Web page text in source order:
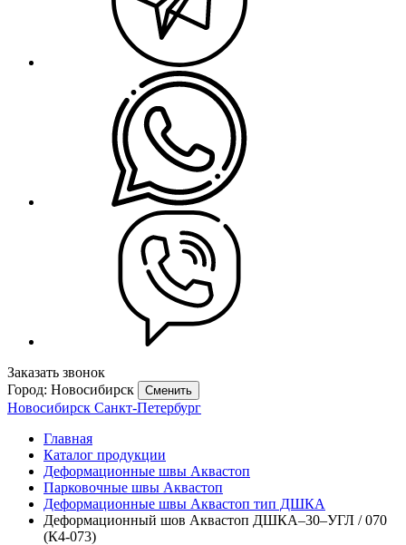
Заказать звонок
Город: Новосибирск
Сменить
Новосибирск Санкт-Петербург
Главная
Каталог продукции
Деформационные швы Аквастоп
Парковочные швы Аквастоп
Деформационные швы Аквастоп тип ДШКА
Деформационный шов Аквастоп ДШКА–30–УГЛ / 070
(К4-073)